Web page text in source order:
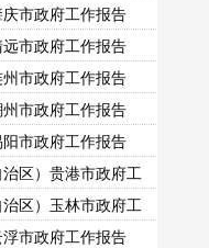
市政府工作报告
市政府工作报告
市政府工作报告
市政府工作报告
市政府工作报告
区）贵港市政府工
区）玉林市政府工
市政府工作报告